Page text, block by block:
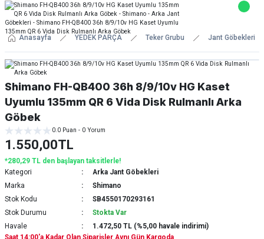
Anasayfa YEDEK PARÇA Teker Grubu Jant Göbekleri
Shimano FH-QB400 36h 8/9/10v HG Kaset
Uyumlu 135mm QR 6 Vida Disk Rulmanlı Arka
Göbek
0.0 Puan - 0 Yorum
1.550,00TL
*280,29 TL den başlayan taksitlerle!
Kategori
Arka Jant Göbekleri
Marka
Shimano
Stok Kodu
SB4550170293161
Stok Durumu
Stokta Var
Havale
1.472,50 TL (%5,00 havale indirimi)
Saat 14:00'a Kadar Olan Siparişler Aynı Gün Kargoda